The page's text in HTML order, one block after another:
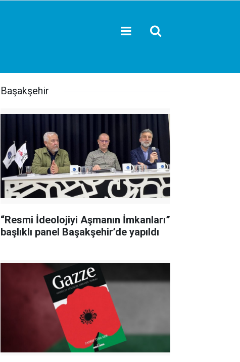
Başakşehir
“Resmi İdeolojiyi Aşmanın İmkanları”
başlıklı panel Başakşehir’de yapıldı